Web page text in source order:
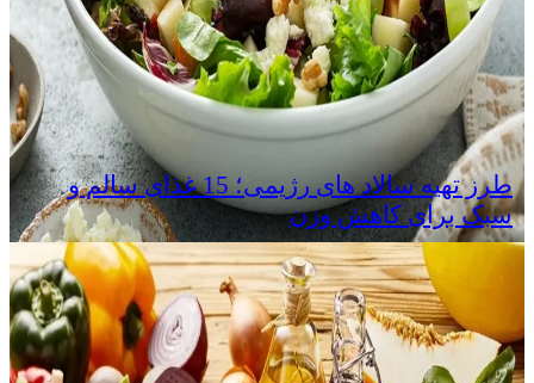
طرز تهیه سالاد های رژیمی؛ 15 غذای سالم و
سبک برای کاهش وزن